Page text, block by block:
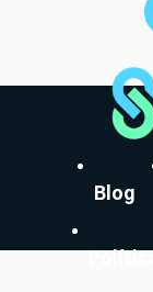
Blog